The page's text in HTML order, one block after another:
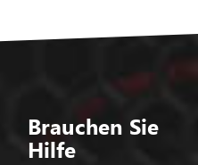
Brauchen Sie
Hilfe